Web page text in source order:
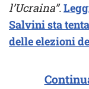
l’Ucraina”.
Salvini sta
delle elezioni